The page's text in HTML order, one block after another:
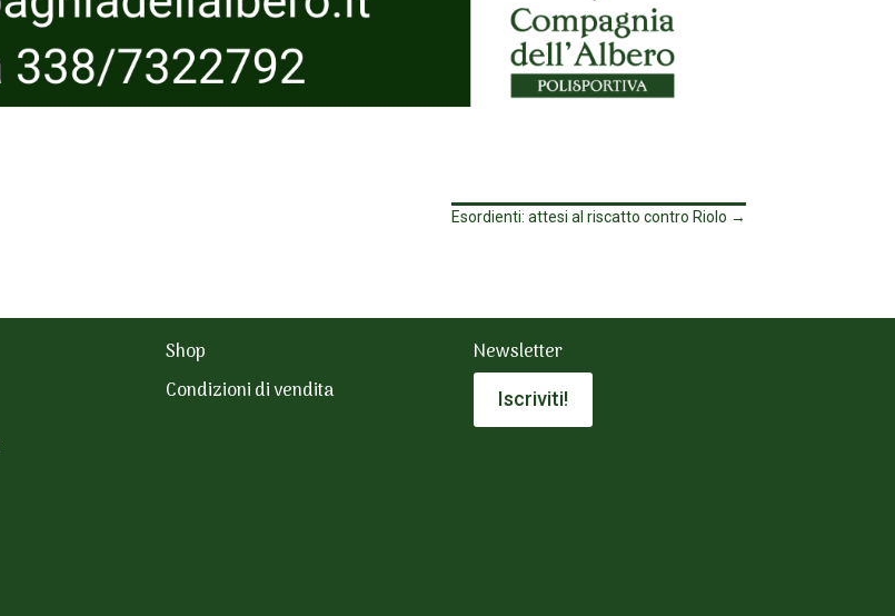
Esordienti: attesi al riscatto contro Riolo →
Shop
Condizioni di vendita
Newsletter
Iscriviti!